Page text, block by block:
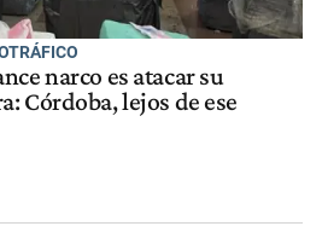
narco es atacar su
Córdoba, lejos de ese